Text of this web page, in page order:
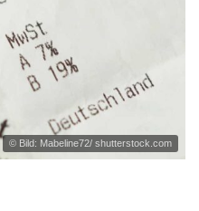
© Bild: Mabeline72/ shutterstock.com